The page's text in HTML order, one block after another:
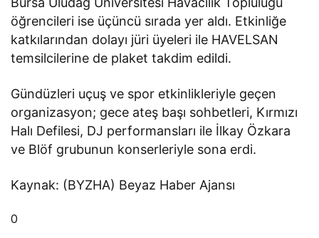
öğrencileri ise üçüncü sırada yer aldı. Etkinliğe
katkılarından dolayı jüri üyeleri ile HAVELSAN
temsilcilerine de plaket takdim edildi.
Gündüzleri uçuş ve spor etkinlikleriyle geçen
organizasyon; gece ateş başı sohbetleri, Kırmızı
Halı Defilesi, DJ performansları ile İlkay Özkara
ve Blöf grubunun konserleriyle sona erdi.
Kaynak: (BYZHA) Beyaz Haber Ajansı
0